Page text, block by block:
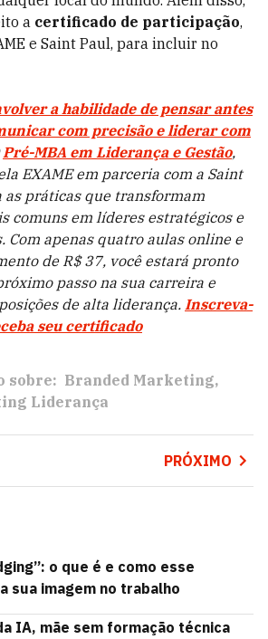
a certificado de participação,
e Saint Paul, para incluir no
a habilidade de pensar antes
com precisão e liderar com
Pré-MBA em Liderança e Gestão,
EXAME em parceria com a Saint
as práticas que transformam
comuns em líderes estratégicos e
Com apenas quatro aulas online e
de R$ 37, você estará pronto
passo na sua carreira e
de alta liderança. Inscreva-
seu certificado
sobre: Branded Marketing
Liderança
PRÓXIMO
o que é e como esse
sua imagem no trabalho
IA, mãe sem formação técnica